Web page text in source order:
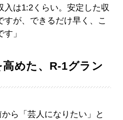
入は1:2くらい。安定した収
すが、できるだけ早く、こ
」
めた、R-1グラン
ら「芸人になりたい」と